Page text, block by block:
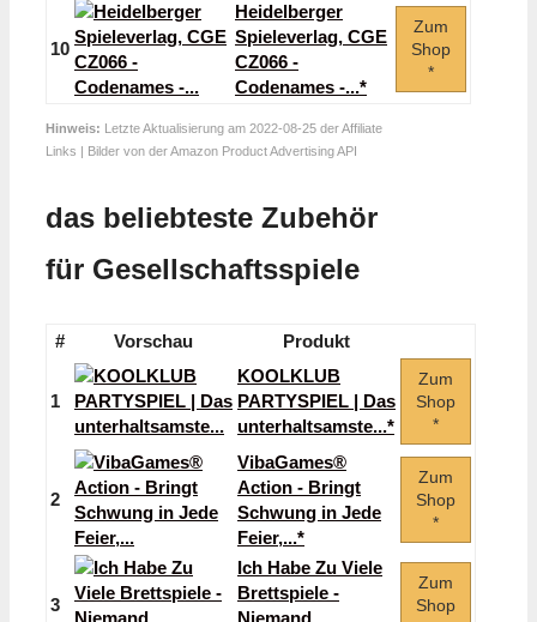
10
Heidelberger
Spieleverlag, CGE
CZ066 -
Codenames -...*
Zum
Shop
*
Hinweis: Letzte Aktualisierung am 2022-08-25 der Affiliate
Links | Bilder von der Amazon Product Advertising API
das beliebteste Zubehör
für Gesellschaftsspiele
# Vorschau Produkt
1
KOOLKLUB
PARTYSPIEL | Das
unterhaltsamste...*
Zum
Shop
*
2
VibaGames®
Action - Bringt
Schwung in Jede
Feier,...*
Zum
Shop
*
3
Ich Habe Zu Viele
Brettspiele -
Zum
Shop